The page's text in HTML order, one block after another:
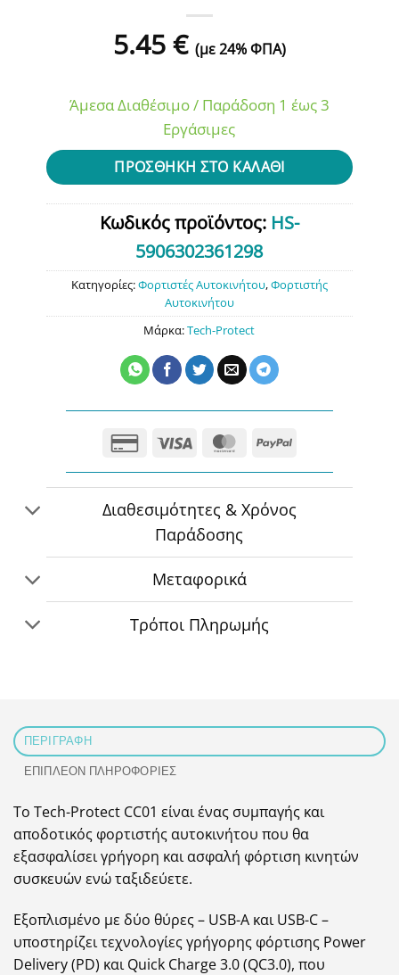
5.45€ (με 24% ΦΠΑ)
Άμεσα Διαθέσιμο / Παράδοση 1 έως 3
Εργάσιμες
ΠΡΟΣΘΉΚΗ ΣΤΟ ΚΑΛΆΘΙ
Κωδικός προϊόντος: HS-
5906302361298
Κατηγορίες:Φορτιστές Αυτοκινήτου,Φορτιστής
Αυτοκινήτου
Μάρκα:Tech-Protect
Credit
2
Visa MasterCard
PayPal
Διαθεσιμότητες & Χρόνος
Παράδοσης
Μεταφορικά
Τρόποι Πληρωμής
ΠΕΡΙΓΡΑΦΉ
ΕΠΙΠΛΈΟΝ ΠΛΗΡΟΦΟΡΊΕΣ
Το Tech-Protect CC01 είναι ένας συμπαγής και
αποδοτικός φορτιστής αυτοκινήτου που θα
εξασφαλίσει γρήγορη και ασφαλή φόρτιση κινητών
συσκευών ενώ ταξιδεύετε.
Εξοπλισμένο με δύο θύρες – USB-A και USB-C –
υποστηρίζει τεχνολογίες γρήγορης φόρτισης Power
Delivery (PD) και Quick Charge 3.0 (QC3.0), που